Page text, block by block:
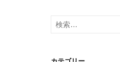
イ
ブ
検
索: